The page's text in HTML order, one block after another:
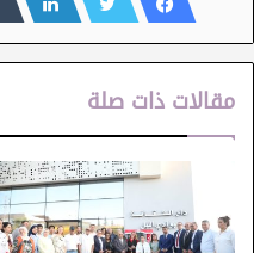
الجدي وغيرها.
وقد انطلقت يوم أمس
بالمسرح البلدي ومتحف
افتتحت التظاهرة بعرض
المسرح و”الهاربات” لوفاء
مقالات ذات صلة